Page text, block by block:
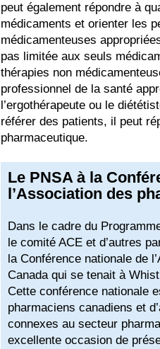
peut également répondre à
médicaments et orienter les
médicamenteuses
pas limitée aux seuls
thérapies non
professionnel de la santé
l’ergothérapeute ou le
référer des patients, il peut
pharmaceutique.
Le PNSA à la
l’Association des
Dans le cadre du
le comité ACE et d’autres
la Conférence nationale de
Canada qui se tenait à
Cette conférence nationale
pharmaciens canadiens et
connexes au secteur
excellente occasion de